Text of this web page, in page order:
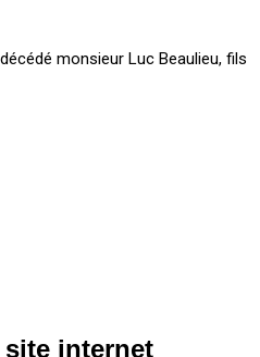
monsieur Luc Beaulieu, fils
internet